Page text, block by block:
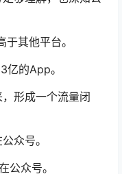
其他平台。
的App。
形成一个流量闭
众号。
公众号。